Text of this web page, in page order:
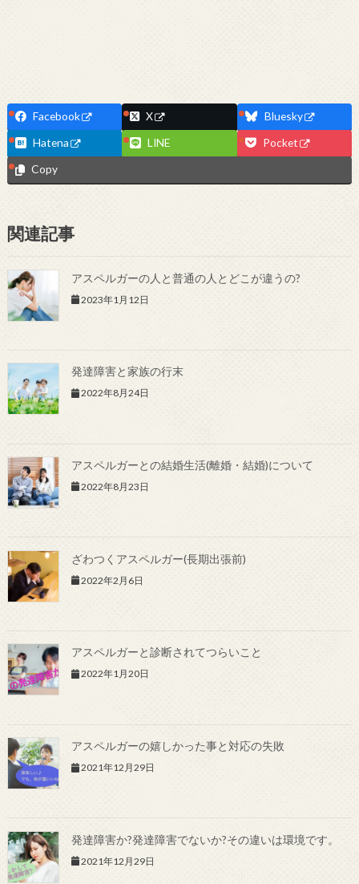
Facebook X
Bluesky
Hatena
LINE
Pocket
Copy
関連記事
アスペルガーの人と普通の人とどこが違うの?
2023年1月12日
発達障害と家族の行末
2022年8月24日
アスペルガーとの結婚生活(離婚・結婚)について
2022年8月23日
ざわつくアスペルガー(長期出張前)
2022年2月6日
アスペルガーと診断されてつらいこと
2022年1月20日
アスペルガーの嬉しかった事と対応の失敗
2021年12月29日
発達障害か?発達障害でないか?その違いは環境です。
2021年12月29日